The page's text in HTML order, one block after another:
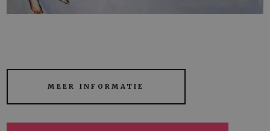
MEER INFORMATIE